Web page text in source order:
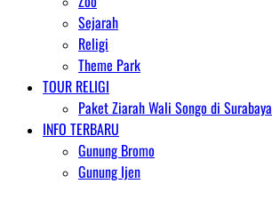
Sejarah
Religi
Theme Park
TOUR RELIGI
Paket Ziarah Wali Songo di Surabaya
INFO TERBARU
Gunung Bromo
Gunung Ijen